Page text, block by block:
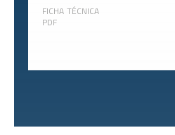
FICHA TÉCNICA
PDF